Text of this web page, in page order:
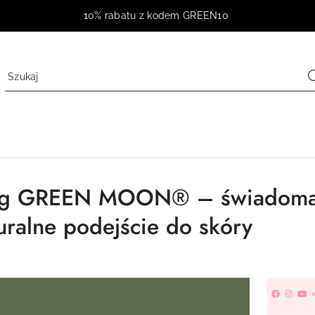
10% rabatu z kodem GREEN10
GREEN MOON® –
podejście do skóry